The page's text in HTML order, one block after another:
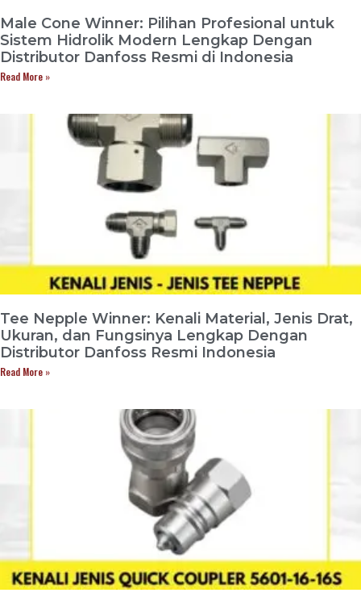
Male Cone Winner: Pilihan Profesional untuk
Sistem Hidrolik Modern Lengkap Dengan
Distributor Danfoss Resmi di Indonesia
Read More »
Tee Nepple Winner: Kenali Material, Jenis Drat,
Ukuran, dan Fungsinya Lengkap Dengan
Distributor Danfoss Resmi Indonesia
Read More »